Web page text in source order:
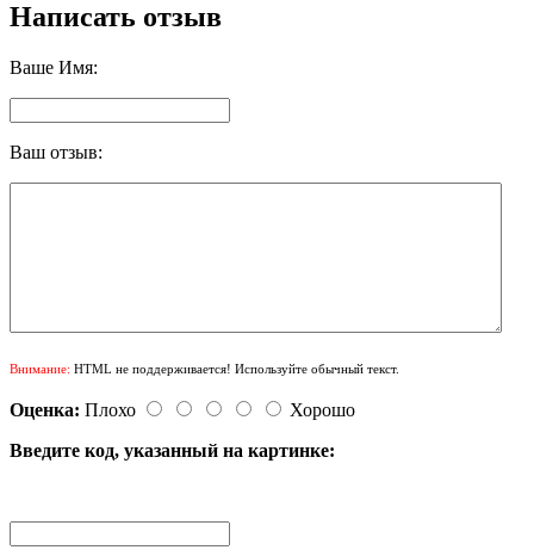
Написать отзыв
Ваше Имя:
Ваш отзыв:
Внимание: HTML не поддерживается! Используйте обычный текст.
Оценка: Плохо
Хорошо
Введите код, указанный на картинке: